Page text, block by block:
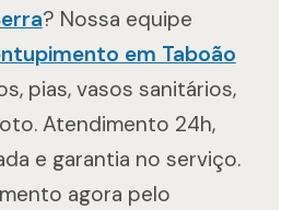
? Nossa equipe
em Taboão
pias, vasos sanitários,
Atendimento 24h,
e garantia no serviço.
agora pelo